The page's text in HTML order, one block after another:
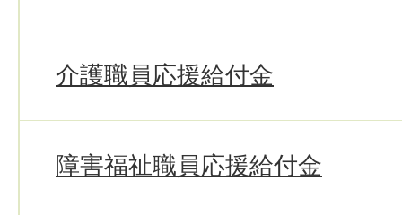
介護職員応援給付金
障害福祉職員応援給付金